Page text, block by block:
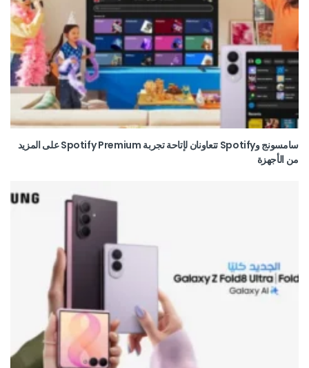
سامسونج وSpotify تتعاونان لإتاحة تجربة Spotify Premium على المزيد
من الأجهزة